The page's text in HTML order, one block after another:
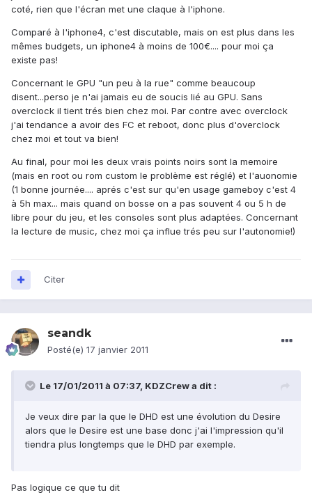
coté, rien que l'écran met une claque à l'iphone.
Comparé à l'iphone4, c'est discutable, mais on est plus dans les
mêmes budgets, un iphone4 à moins de 100€.... pour moi ça
existe pas!
Concernant le GPU "un peu à la rue" comme beaucoup
disent...perso je n'ai jamais eu de soucis lié au GPU. Sans
overclock il tient trés bien chez moi. Par contre avec overclock
j'ai tendance a avoir des FC et reboot, donc plus d'overclock
chez moi et tout va bien!
Au final, pour moi les deux vrais points noirs sont la memoire
(mais en root ou rom custom le problème est réglé) et l'auonomie
(1 bonne journée.... aprés c'est sur qu'en usage gameboy c'est 4
à 5h max... mais quand on bosse on a pas souvent 4 ou 5 h de
libre pour du jeu, et les consoles sont plus adaptées. Concernant
la lecture de music, chez moi ça influe trés peu sur l'autonomie!)
Citer
seandk
Posté(e) 17 janvier 2011
Le 17/01/2011 à 07:37, KDZCrew a dit :
Je veux dire par la que le DHD est une évolution du Desire
alors que le Desire est une base donc j'ai l'impression qu'il
tiendra plus longtemps que le DHD par exemple.
Pas logique ce que tu dit